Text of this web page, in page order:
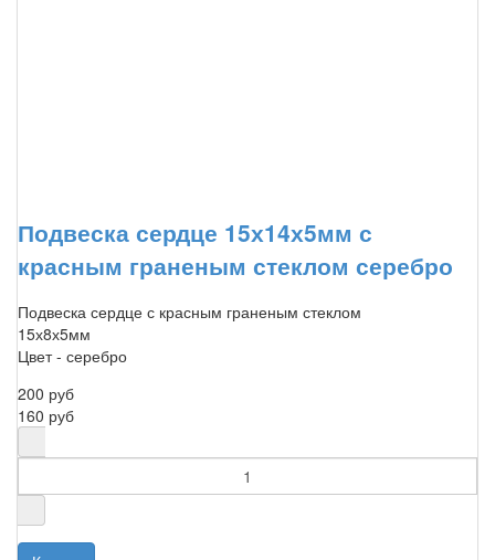
Подвеска сердце 15х14х5мм с
красным граненым стеклом серебро
Подвеска сердце с красным граненым стеклом
15х8х5мм
Цвет - серебро
200 руб
160 руб